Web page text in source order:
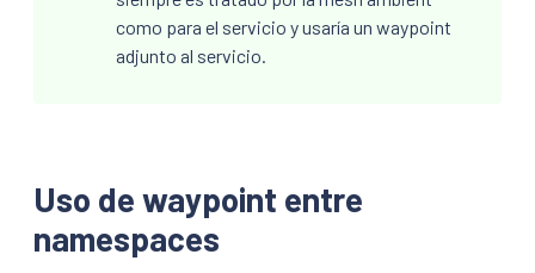
como para el servicio y usaría un waypoint
adjunto al servicio.
Uso de waypoint entre
namespaces